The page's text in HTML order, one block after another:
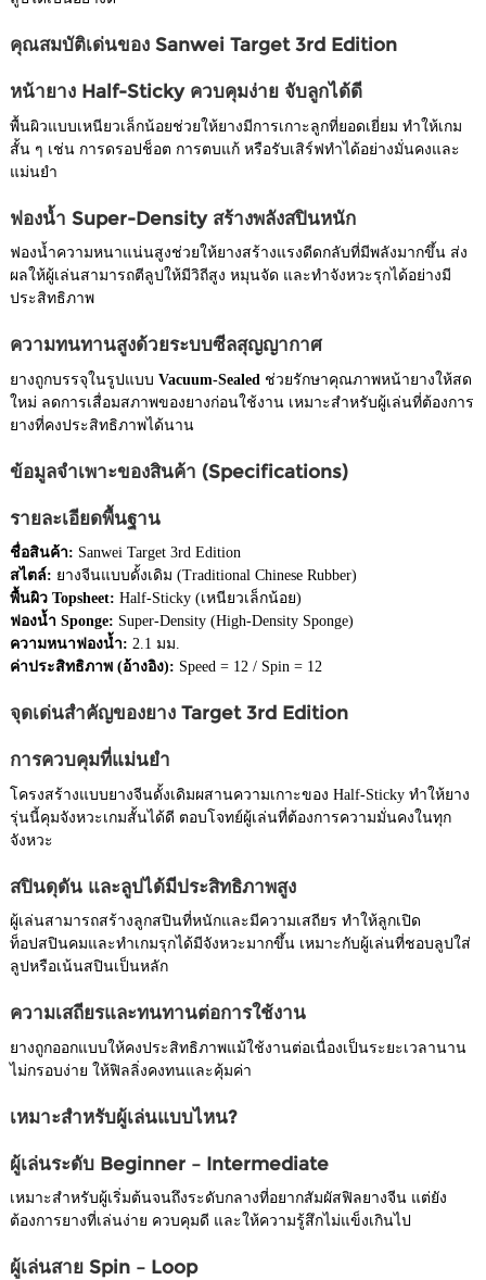
คุณสมบัติเด่นของ Sanwei Target 3rd Edition
หน้ายาง Half-Sticky ควบคุมง่าย จับลูกได้ดี
พื้นผิวแบบเหนียวเล็กน้อยช่วยให้ยางมีการเกาะลูกที่ยอดเยี่ยม ทำให้เกม
สั้น ๆ เช่น การดรอปช็อต การตบแก้ หรือรับเสิร์ฟทำได้อย่างมั่นคงและ
แม่นยำ
ฟองน้ำ Super-Density สร้างพลังสปินหนัก
ฟองน้ำความหนาแน่นสูงช่วยให้ยางสร้างแรงดีดกลับที่มีพลังมากขึ้น ส่ง
ผลให้ผู้เล่นสามารถตีลูปให้มีวิถีสูง หมุนจัด และทำจังหวะรุกได้อย่างมี
ประสิทธิภาพ
ความทนทานสูงด้วยระบบซีลสุญญากาศ
ยางถูกบรรจุในรูปแบบ Vacuum-Sealed ช่วยรักษาคุณภาพหน้ายางให้สด
ใหม่ ลดการเสื่อมสภาพของยางก่อนใช้งาน เหมาะสำหรับผู้เล่นที่ต้องการ
ยางที่คงประสิทธิภาพได้นาน
ข้อมูลจำเพาะของสินค้า (Specifications)
รายละเอียดพื้นฐาน
ชื่อสินค้า: Sanwei Target 3rd Edition
สไตล์: ยางจีนแบบดั้งเดิม (Traditional Chinese Rubber)
พื้นผิว Topsheet: Half-Sticky (เหนียวเล็กน้อย)
ฟองน้ำ Sponge: Super-Density (High-Density Sponge)
ความหนาฟองน้ำ: 2.1 มม.
ค่าประสิทธิภาพ (อ้างอิง): Speed = 12 / Spin = 12
จุดเด่นสำคัญของยาง Target 3rd Edition
การควบคุมที่แม่นยำ
โครงสร้างแบบยางจีนดั้งเดิมผสานความเกาะของ Half-Sticky ทำให้ยาง
รุ่นนี้คุมจังหวะเกมสั้นได้ดี ตอบโจทย์ผู้เล่นที่ต้องการความมั่นคงในทุก
จังหวะ
สปินดุดัน และลูปได้มีประสิทธิภาพสูง
ผู้เล่นสามารถสร้างลูกสปินที่หนักและมีความเสถียร ทำให้ลูกเปิด
ท็อปสปินคมและทำเกมรุกได้มีจังหวะมากขึ้น เหมาะกับผู้เล่นที่ชอบลูปใส่
ลูปหรือเน้นสปินเป็นหลัก
ความเสถียรและทนทานต่อการใช้งาน
ยางถูกออกแบบให้คงประสิทธิภาพแม้ใช้งานต่อเนื่องเป็นระยะเวลานาน
ไม่กรอบง่าย ให้ฟิลลิ่งคงทนและคุ้มค่า
เหมาะสำหรับผู้เล่นแบบไหน?
ผู้เล่นระดับ Beginner – Intermediate
เหมาะสำหรับผู้เริ่มต้นจนถึงระดับกลางที่อยากสัมผัสฟิลยางจีน แต่ยัง
ต้องการยางที่เล่นง่าย ควบคุมดี และให้ความรู้สึกไม่แข็งเกินไป
ผู้เล่นสาย Spin – Loop